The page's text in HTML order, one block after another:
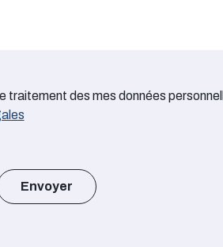
des mes données
Envoyer